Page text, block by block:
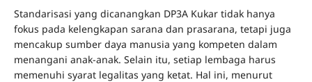
Standarisasi yang dicanangkan DP3A Kukar tidak hanya
fokus pada kelengkapan sarana dan prasarana, tetapi juga
mencakup sumber daya manusia yang kompeten dalam
menangani anak-anak. Selain itu, setiap lembaga harus
memenuhi syarat legalitas yang ketat. Hal ini, menurut